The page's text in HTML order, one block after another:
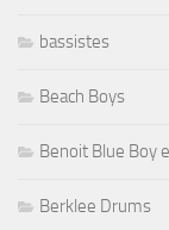
bassistes
Beach Boys
Benoit Blue Boy
Berklee Drums